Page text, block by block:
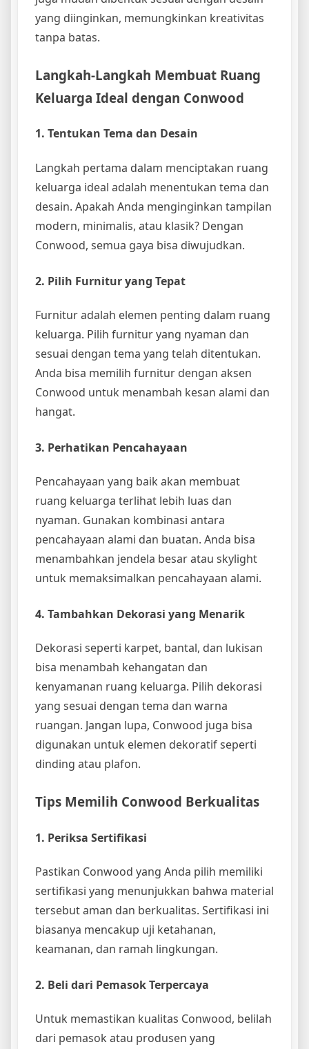
yang diinginkan, memungkinkan kreativitas
tanpa batas.
Langkah-Langkah Membuat Ruang
Keluarga Ideal dengan Conwood
1. Tentukan Tema dan Desain
Langkah pertama dalam menciptakan ruang
keluarga ideal adalah menentukan tema dan
desain. Apakah Anda menginginkan tampilan
modern, minimalis, atau klasik? Dengan
Conwood, semua gaya bisa diwujudkan.
2. Pilih Furnitur yang Tepat
Furnitur adalah elemen penting dalam ruang
keluarga. Pilih furnitur yang nyaman dan
sesuai dengan tema yang telah ditentukan.
Anda bisa memilih furnitur dengan aksen
Conwood untuk menambah kesan alami dan
hangat.
3. Perhatikan Pencahayaan
Pencahayaan yang baik akan membuat
ruang keluarga terlihat lebih luas dan
nyaman. Gunakan kombinasi antara
pencahayaan alami dan buatan. Anda bisa
menambahkan jendela besar atau skylight
untuk memaksimalkan pencahayaan alami.
4. Tambahkan Dekorasi yang Menarik
Dekorasi seperti karpet, bantal, dan lukisan
bisa menambah kehangatan dan
kenyamanan ruang keluarga. Pilih dekorasi
yang sesuai dengan tema dan warna
ruangan. Jangan lupa, Conwood juga bisa
digunakan untuk elemen dekoratif seperti
dinding atau plafon.
Tips Memilih Conwood Berkualitas
1. Periksa Sertifikasi
Pastikan Conwood yang Anda pilih memiliki
sertifikasi yang menunjukkan bahwa material
tersebut aman dan berkualitas. Sertifikasi ini
biasanya mencakup uji ketahanan,
keamanan, dan ramah lingkungan.
2. Beli dari Pemasok Terpercaya
Untuk memastikan kualitas Conwood, belilah
dari pemasok atau produsen yang